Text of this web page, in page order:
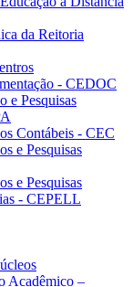
da Reitoria
- CEDOC
e Pesquisas
Contábeis - CEC
e Pesquisas
e Pesquisas
- CEPELL
Acadêmico –